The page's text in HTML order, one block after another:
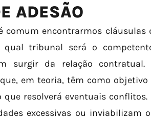
ADESÃO
comum encontrarmos cláusulas
qual tribunal será o
surgir da relação contratual.
em teoria, têm como
resolverá eventuais
excessivas ou inviabilizam